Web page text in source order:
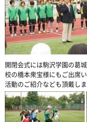
開閉会式には駒沢学園の葛
校の橋本衆宝様にもご出席
活動のご紹介なども頂戴しま